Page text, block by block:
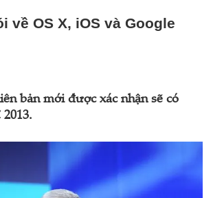
về OS X, iOS và Google
bản mới được xác nhận sẽ có